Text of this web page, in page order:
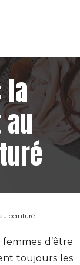
la
ceinturé
d’être
toujours les